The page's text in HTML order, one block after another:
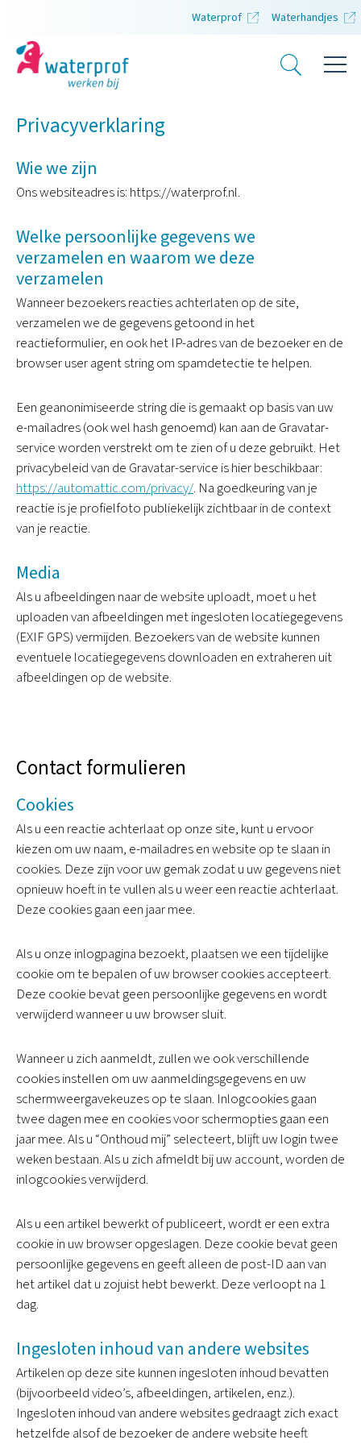
Waterprof Waterhandjes
Privacyverklaring
Wie we zijn
Ons websiteadres is: https://waterprof.nl.
Welke persoonlijke gegevens we
verzamelen en waarom we deze
verzamelen
Wanneer bezoekers reacties achterlaten op de site,
verzamelen we de gegevens getoond in het
reactieformulier, en ook het IP-adres van de bezoeker en de
browser user agent string om spamdetectie te helpen.
Een geanonimiseerde string die is gemaakt op basis van uw
e-mailadres (ook wel hash genoemd) kan aan de Gravatar-
service worden verstrekt om te zien of u deze gebruikt. Het
privacybeleid van de Gravatar-service is hier beschikbaar:
https://automattic.com/privacy/. Na goedkeuring van je
reactie is je profielfoto publiekelijk zichtbaar in de context
van je reactie.
Media
Als u afbeeldingen naar de website uploadt, moet u het
uploaden van afbeeldingen met ingesloten locatiegegevens
(EXIF GPS) vermijden. Bezoekers van de website kunnen
eventuele locatiegegevens downloaden en extraheren uit
afbeeldingen op de website.
Contact formulieren
Cookies
Als u een reactie achterlaat op onze site, kunt u ervoor
kiezen om uw naam, e-mailadres en website op te slaan in
cookies. Deze zijn voor uw gemak zodat u uw gegevens niet
opnieuw hoeft in te vullen als u weer een reactie achterlaat.
Deze cookies gaan een jaar mee.
Als u onze inlogpagina bezoekt, plaatsen we een tijdelijke
cookie om te bepalen of uw browser cookies accepteert.
Deze cookie bevat geen persoonlijke gegevens en wordt
verwijderd wanneer u uw browser sluit.
Wanneer u zich aanmeldt, zullen we ook verschillende
cookies instellen om uw aanmeldingsgegevens en uw
schermweergavekeuzes op te slaan. Inlogcookies gaan
twee dagen mee en cookies voor schermopties gaan een
jaar mee. Als u “Onthoud mij” selecteert, blijft uw login twee
weken bestaan. Als u zich afmeldt bij uw account, worden de
inlogcookies verwijderd.
Als u een artikel bewerkt of publiceert, wordt er een extra
cookie in uw browser opgeslagen. Deze cookie bevat geen
persoonlijke gegevens en geeft alleen de post-ID aan van
het artikel dat u zojuist hebt bewerkt. Deze verloopt na 1
dag.
Ingesloten inhoud van andere websites
Artikelen op deze site kunnen ingesloten inhoud bevatten
(bijvoorbeeld video’s, afbeeldingen, artikelen, enz.).
Ingesloten inhoud van andere websites gedraagt ​​zich exact
hetzelfde alsof de bezoeker de andere website heeft